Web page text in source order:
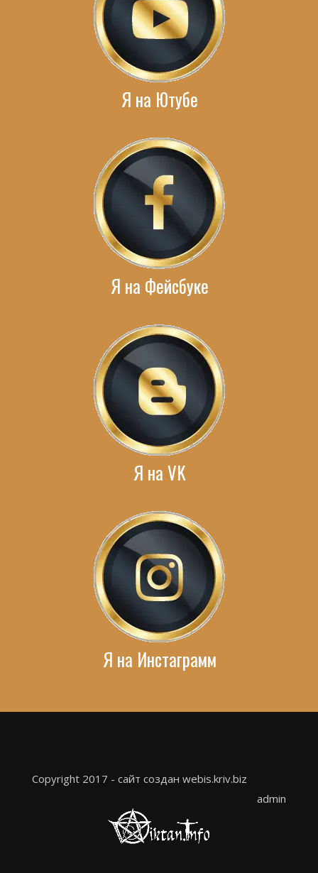
Я на Ютубе
Я на Фейсбуке
Я на VK
Я на Инстаграмм
Copyright 2017 - сайт создан webis.kriv.biz
admin